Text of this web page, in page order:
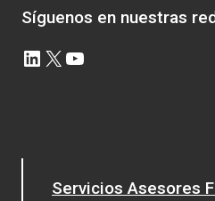
Síguenos en nuestras
LinkedIn
X YouTube
Servicios Asesores